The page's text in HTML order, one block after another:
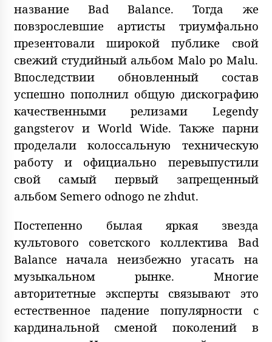
название Bad Balance. Тогда же
повзрослевшие артисты триумфально
презентовали широкой публике свой
свежий студийный альбом Malo po Malu.
Впоследствии обновленный состав
успешно пополнил общую дискографию
качественными релизами Legendy
gangsterov и World Wide. Также парни
проделали колоссальную техническую
работу и официально перевыпустили
свой самый первый запрещенный
альбом Semero odnogo ne zhdut.
Постепенно былая яркая звезда
культового советского коллектива Bad
Balance начала неизбежно угасать на
музыкальном рынке. Многие
авторитетные эксперты связывают это
естественное падение популярности с
кардинальной сменой поколений в